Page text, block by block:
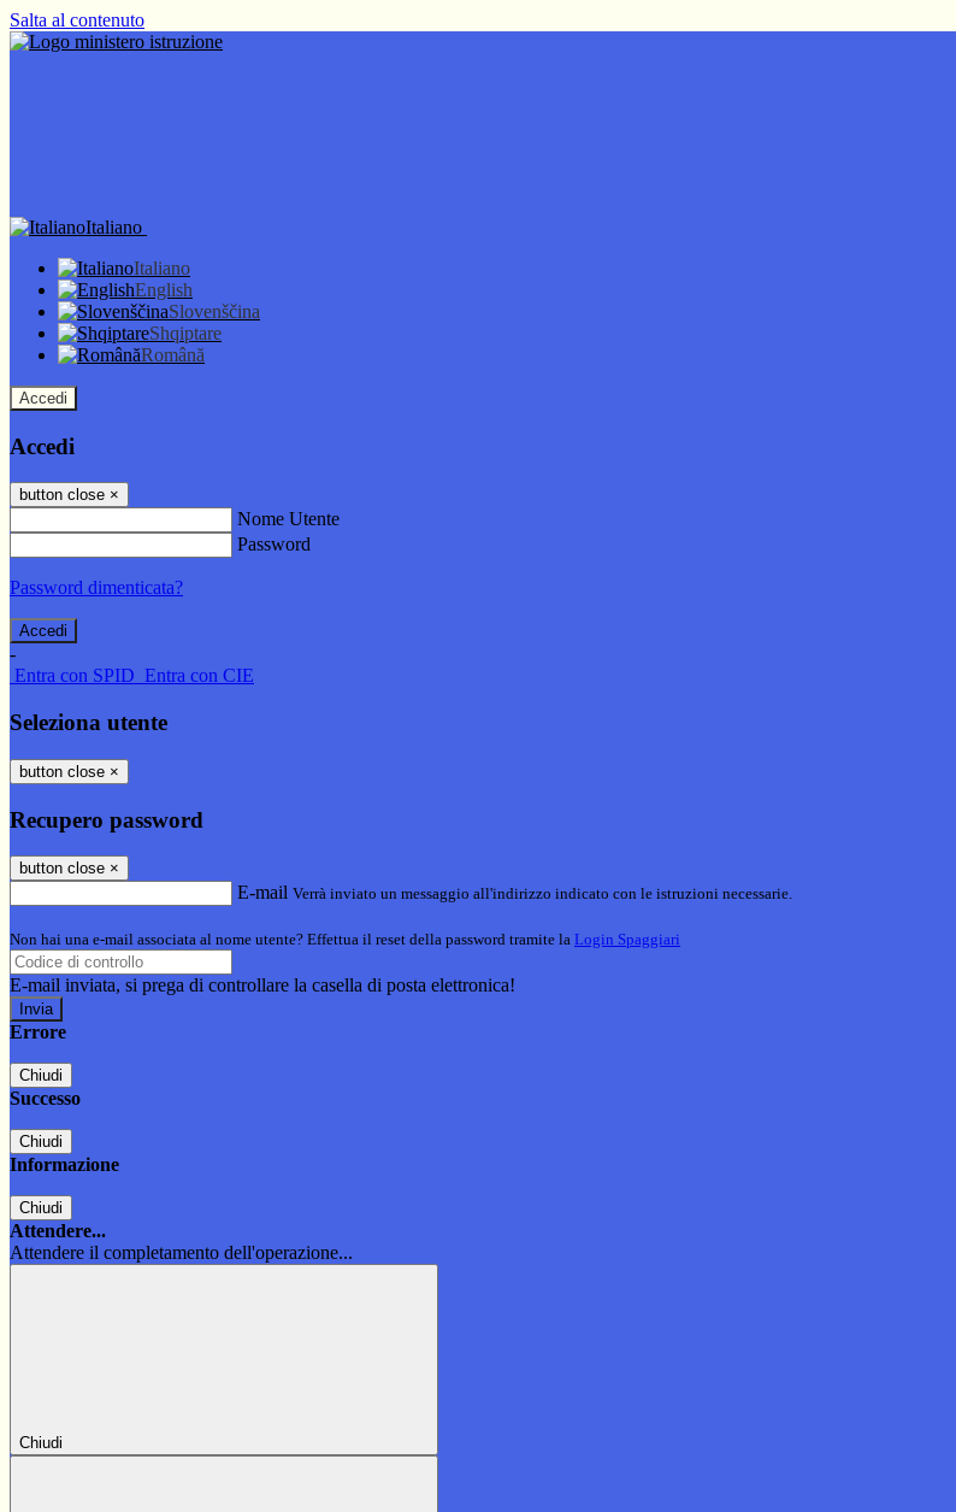
Salta al contenuto
Italiano
Italiano
English
Slovenščina
Shqiptare
Română
Accedi
Accedi
button close ×
Nome Utente
Password
Password dimenticata?
-
Entra con SPID Entra con CIE
Seleziona utente
button close ×
Recupero password
button close ×
E-mail Verrà inviato un messaggio all'indirizzo indicato con le istruzioni necessarie.
Non hai una e-mail associata al nome utente? Effettua il reset della password tramite la Login Spaggiari
E-mail inviata, si prega di controllare la casella di posta elettronica!
Errore
Chiudi
Successo
Chiudi
Informazione
Chiudi
Attendere...
Attendere il completamento dell'operazione...
Chiudi